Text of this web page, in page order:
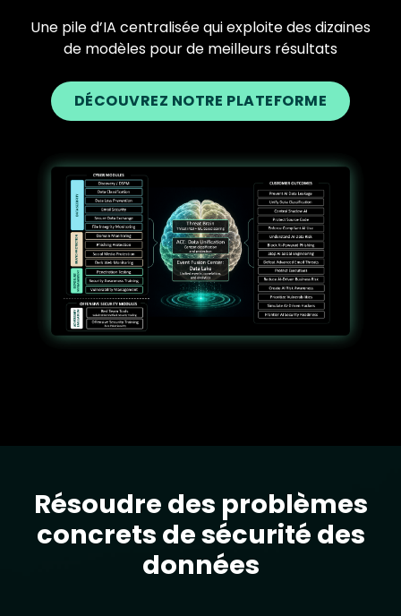
Une pile d’IA centralisée qui exploite des dizaines
de modèles pour de meilleurs résultats
DÉCOUVREZ NOTRE PLATEFORME
Text
Résoudre des problèmes
concrets de sécurité des
données